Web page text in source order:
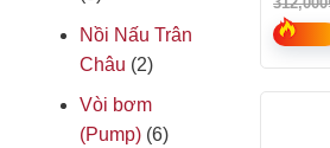
Nồi Nấu Trân
Châu (2)
Vòi bơm
(Pump) (6)
of
5